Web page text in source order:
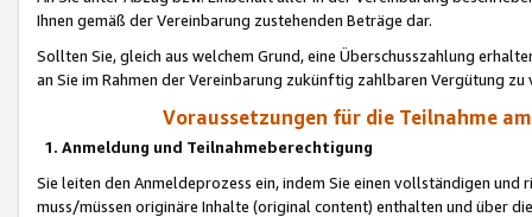
Ihnen gemäß der Vereinbarung zustehenden Beträge dar.
Sollten Sie, gleich aus welchem Grund, eine Überschusszahlung
an Sie im Rahmen der Vereinbarung zukünftig zahlbaren Vergütung zu
Voraussetzungen für die Teilnahme
1. Anmeldung und Teilnahmeberechtigung
Sie leiten den Anmeldeprozess ein, indem Sie einen vollständigen
muss/müssen originäre Inhalte (original content) enthalten und über